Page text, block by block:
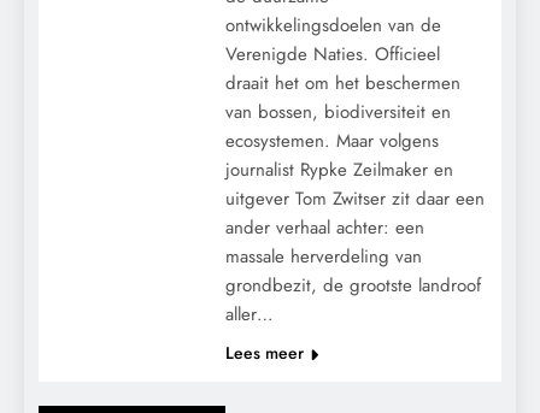
ontwikkelingsdoelen van de
Verenigde Naties. Officieel
draait het om het beschermen
van bossen, biodiversiteit en
ecosystemen. Maar volgens
journalist Rypke Zeilmaker en
uitgever Tom Zwitser zit daar een
ander verhaal achter: een
massale herverdeling van
grondbezit, de grootste landroof
aller…
Lees meer